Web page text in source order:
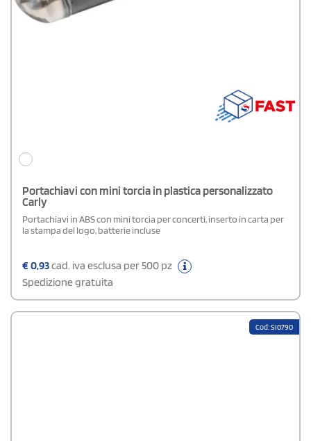
Portachiavi con mini torcia in plastica personalizzato
Carly
Portachiavi in ABS con mini torcia per concerti, inserto in carta per
la stampa del logo, batterie incluse
€0,93cad. iva esclusa per 500 pz
Spedizione gratuita
Cod: SI0790